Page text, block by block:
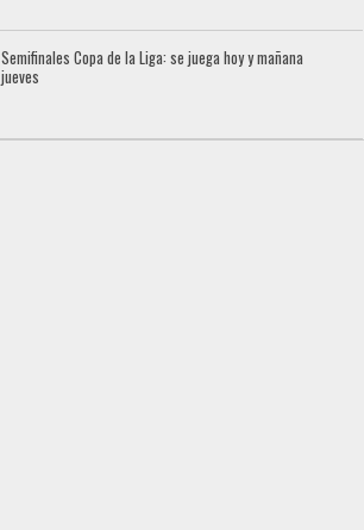
Semifinales Copa de la Liga: se juega hoy y mañana
jueves